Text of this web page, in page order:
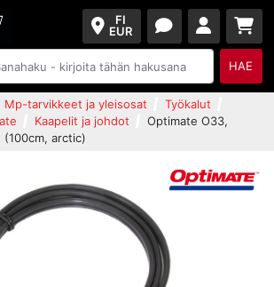
FI
EUR
HAE
Mp-tarvikkeet ja yleisosat
Työkalut
Kaapelit ja johdot
Optimate O33,
(100cm, arctic)